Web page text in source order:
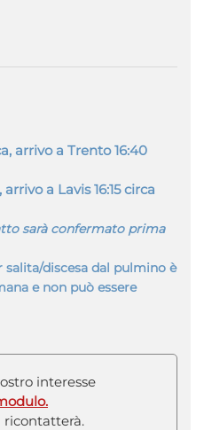
arrivo a Trento 16:40
a Lavis 16:15 circa
sarà confermato prima
salita/discesa dal pulmino è
e non può essere
interesse
ricontatterà.